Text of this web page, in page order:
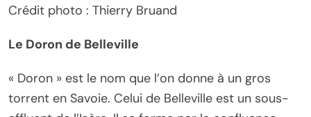
Crédit photo : Thierry Bruand
Le Doron de Belleville
« Doron » est le nom que l’on donne à un gros
torrent en Savoie. Celui de Belleville est un sous-